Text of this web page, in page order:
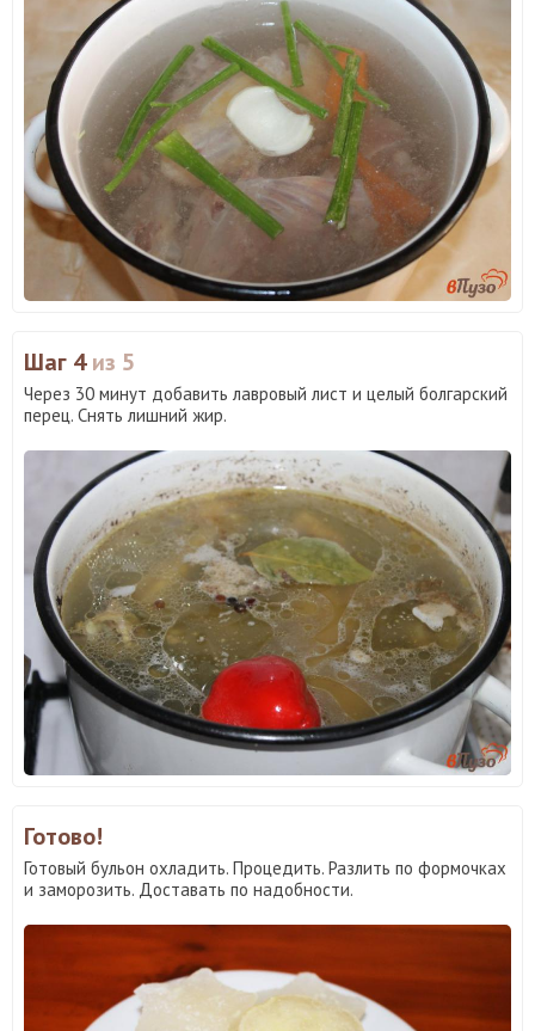
Шаг 4из 5
Через 30 минут добавить лавровый лист и целый болгарский
перец. Снять лишний жир.
Готово!
Готовый бульон охладить. Процедить. Разлить по формочках
и заморозить. Доставать по надобности.